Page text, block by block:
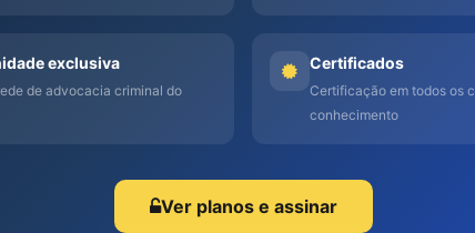
exclusiva
de advocacia criminal do
Certificados
Certificação em todos os
conhecimento
Ver planos e assinar